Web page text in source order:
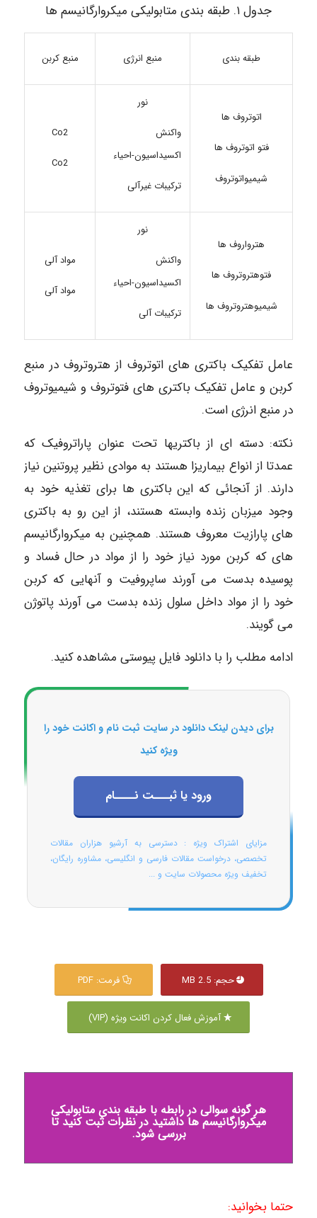
جدول ۱. طبقه بندی متابولیکی میکروارگانیسم ها
طبقه بندی منبع انرژی منبع کربن
اتوتروف ها
فتو اتوتروف ها
شیمیواتوتروف
نور
واکنش
اکسیداسیون-احیاء
ترکیبات غیرآلی
Co2
Co2
هترواروف ها
فتوهتروتروف ها
شیمیوهتروتروف ها
نور
واکنش
اکسیداسیون-احیاء
ترکیبات آلی
مواد آلی
مواد آلی
عامل تفکیک باکتری های اتوتروف از هتروتروف در منبع
کربن و عامل تفکیک باکتری های فتوتروف و شیمیوتروف
در منبع انرژی است.
نکته: دسته ای از باکتریها تحت عنوان پاراتروفیک که
عمدتا از انواع بیماریزا هستند به موادی نظیر پروتنین نیاز
دارند. از آنجائی که این باکتری ها برای تغذیه خود به
وجود میزبان زنده وابسته هستند، از این رو به باکتری
های پارازیت معروف هستند. همچنین به میکروارگانیسم
های که کربن مورد نیاز خود را از مواد در حال فساد و
پوسیده بدست می آورند ساپروفیت و آنهایی که کربن
خود را از مواد داخل سلول زنده بدست می آورند پاتوژن
می گویند.
ادامه مطلب را با دانلود فایل پیوستی مشاهده کنید.
برای دیدن لینک دانلود در سایت ثبت نام و اکانت خود را
ویژه کنید
ورود یا ثبـــت نــــام
مزایای اشتراک ویژه : دسترسی به آرشیو هزاران مقالات
تخصصی، درخواست مقالات فارسی و انگلیسی، مشاوره رایگان،
تخفیف ویژه محصولات سایت و ...
حجم: 2.5 MB فرمت: PDF
آموزش فعال کردن اکانت ویژه (VIP)
هر گونه سوالی در رابطه با طبقه بندی متابولیکی
میکروارگانیسم ها داشتید در نظرات ثبت کنید تا
بررسی شود.
حتما بخوانید: